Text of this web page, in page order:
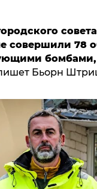
совершили 78
Бьорн